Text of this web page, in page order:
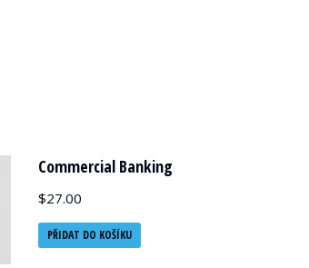
Commercial Banking
$27.00
PŘIDAT DO KOŠÍKU